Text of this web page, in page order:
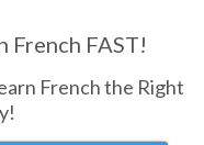
French FAST!
French the Right